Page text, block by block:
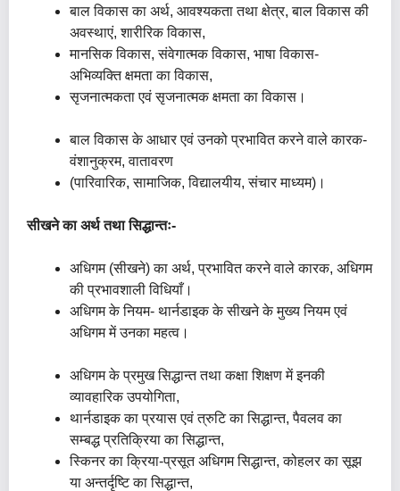
बाल विकास का अर्थ, आवश्यकता तथा क्षेत्र, बाल विकास की
अवस्थाएं, शारीरिक विकास,
मानसिक विकास, संवेगात्मक विकास, भाषा विकास-
अभिव्यक्ति क्षमता का विकास,
सृजनात्मकता एवं सृजनात्मक क्षमता का विकास।
बाल विकास के आधार एवं उनको प्रभावित करने वाले कारक-
वंशानुक्रम, वातावरण
(पारिवारिक, सामाजिक, विद्यालयीय, संचार माध्यम)।
सीखने का अर्थ तथा सिद्धान्तः-
अधिगम (सीखने) का अर्थ, प्रभावित करने वाले कारक, अधिगम
की प्रभावशाली विधियाँ।
अधिगम के नियम- थार्नडाइक के सीखने के मुख्य नियम एवं
अधिगम में उनका महत्व।
अधिगम के प्रमुख सिद्धान्त तथा कक्षा शिक्षण में इनकी
व्यावहारिक उपयोगिता,
थार्नडाइक का प्रयास एवं त्रुटि का सिद्धान्त, पैवलव का
सम्बद्ध प्रतिक्रिया का सिद्धान्त,
स्किनर का क्रिया-प्रसूत अधिगम सिद्धान्त, कोहलर का सूझ
या अन्तर्दृष्टि का सिद्धान्त,